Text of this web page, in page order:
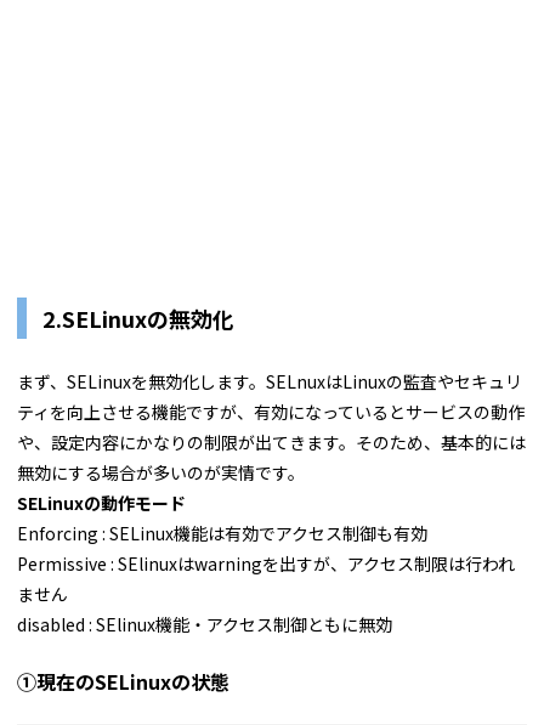
2.SELinuxの無効化
まず、SELinuxを無効化します。SELnuxはLinuxの監査やセキュリ
ティを向上させる機能ですが、有効になっているとサービスの動作
や、設定内容にかなりの制限が出てきます。そのため、基本的には
無効にする場合が多いのが実情です。
SELinuxの動作モード
Enforcing : SELinux機能は有効でアクセス制御も有効
Permissive : SElinuxはwarningを出すが、アクセス制限は行われ
ません
disabled : SElinux機能・アクセス制御ともに無効
①現在のSELinuxの状態